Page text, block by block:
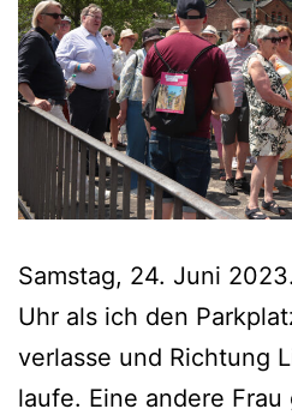
Samstag, 24. Juni
Uhr als ich den
verlasse und Richtung
laufe. Eine andere